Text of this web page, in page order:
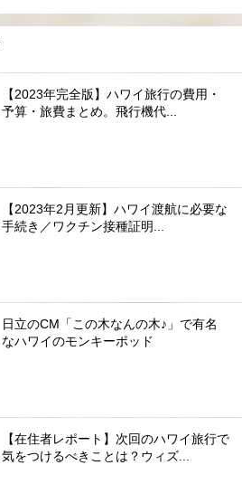
【2023年完全版】ハワイ旅行の費用・
予算・旅費まとめ。飛行機代...
【2023年2月更新】ハワイ渡航に必要な
手続き／ワクチン接種証明...
日立のCM「この木なんの木♪」で有名
なハワイのモンキーポッド
【在住者レポート】次回のハワイ旅行で
気をつけるべきことは？ウィズ...